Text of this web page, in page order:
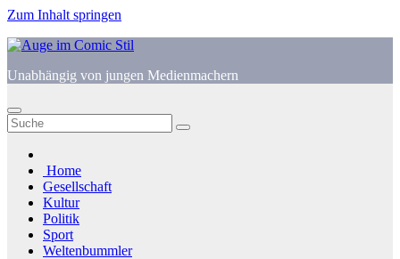
Zum Inhalt springen
Unabhängig von jungen Medienmachern
Home
Gesellschaft
Kultur
Politik
Sport
Weltenbummler